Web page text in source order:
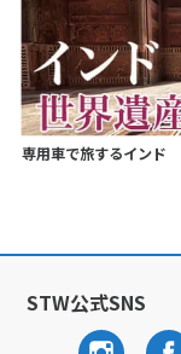
専用車で旅するインド
STW公式SNS